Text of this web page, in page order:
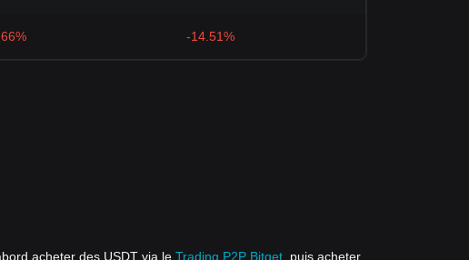
-14.51%
acheter des USDT via le Trading P2P Bitget , puis acheter